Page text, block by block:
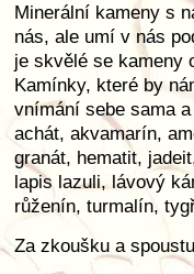
Minerální kameny s
nás, ale umí v nás
je skvělé se kameny
Kamínky, které by
vnímání sebe sama
achát, akvamarín,
granát, hematit,
lapis lazuli, lávový
růženín, turmalín,
Za zkoušku a